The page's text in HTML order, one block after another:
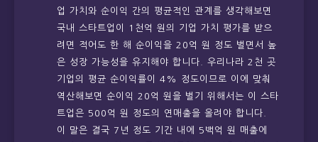
업 가치와 순이익 간의 평균적인 관계를 생각해보면
국내 스타트업이 1천억 원의 기업 가치 평가를 받으
려면 적어도 한 해 순이익을 20억 원 정도 벌면서 높
은 성장 가능성을 유지해야 합니다. 우리나라 2천 곳
기업의 평균 순이익률이 4% 정도이므로 이에 맞춰
역산해보면 순이익 20억 원을 벌기 위해서는 이 스타
트업은 500억 원 정도의 연매출을 올려야 합니다.
이 말은 결국 7년 정도 기간 내에 5백억 원 매출에